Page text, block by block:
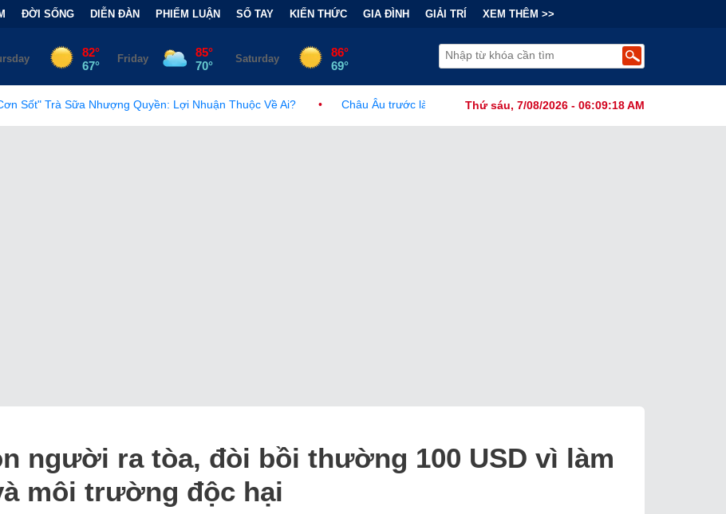
ĐỜI SỐNG DIỄN ĐÀN PHIẾM LUẬN SỔ TAY KIẾN THỨC GIA ĐÌNH GIẢI TRÍ XEM THÊM >>
Thứ sáu, 7/08/2026 - 06:09:19 AM
Quyền: Lợi Nhuận Thuộc Về Ai? • Châu Âu trước làn sóng ngầm: Mạng lưới khủng bố của Iran vươn vòi khắp châu lục
người ra tòa, đòi bồi thường 100 USD vì làm
môi trường độc hại